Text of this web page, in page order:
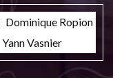
Dominique Ropion
Yann Vasnier